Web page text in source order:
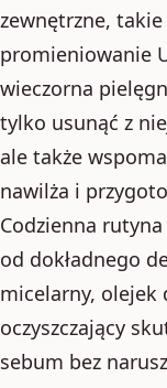
zewnętrzne, takie
promieniowanie
wieczorna
tylko usunąć z
ale także
nawilża i
Codzienna
od dokładnego
micelarny, olejek
oczyszczający
sebum bez